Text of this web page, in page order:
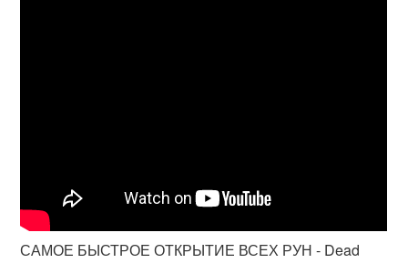
САМОЕ БЫСТРОЕ ОТКРЫТИЕ ВСЕХ РУН - Dead